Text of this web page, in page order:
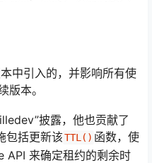
中引入的，并影响所有使
版本。
披露，他也贡献了
包括更新该TTL() 函数，使
API 来确定租约的剩余时